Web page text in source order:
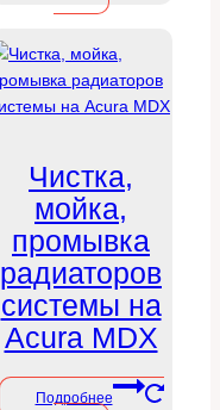
Чистка,
мойка,
промывка
радиаторов
системы на
Acura MDX
Подробнее